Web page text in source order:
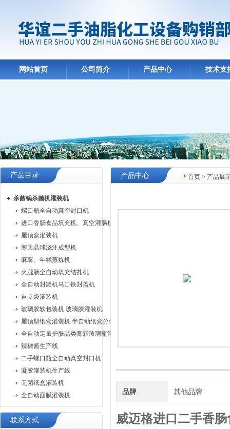
网站首页 公司简介 产品中心 技术支
产品目录
杀菌锅杀菌机灌装机
螺口瓶全自动真空封口机
进口香肠食品填充机、真空灌肠机
屋顶盒灌装机
寒天晶球浇注成型机
麻薯、年糕蒸炼机
火腿肠全自动填充结扎机
全自动封罐机马口铁封盖机
自立袋灌装机
玻璃胶软包装机 玻璃胶灌装机
屋顶型纸盒灌装机 半自动纸盒分体灌装机
全自动定量护肤品类膏霜玻璃瓶灌装旋盖机
辣椒酱生产线
二手螺口瓶全自动真空封口机
凝胶灌装机生产线
无菌纸盒灌装机
全自动面膜灌装机
联系方式
首页 > 产品展
产品中心
品牌 其他品牌
威迈格进口二手香肠